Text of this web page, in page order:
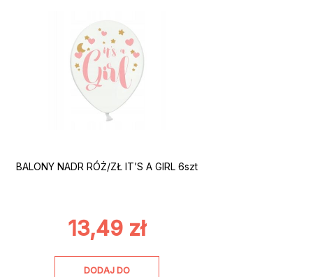
BALONY NADR RÓŻ/ZŁ IT’S A GIRL 6szt
13,49 zł
DODAJ DO